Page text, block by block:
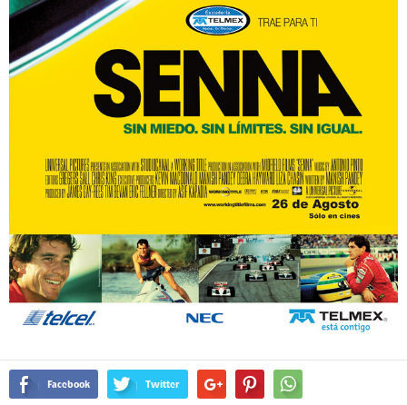
Facebook Twitter